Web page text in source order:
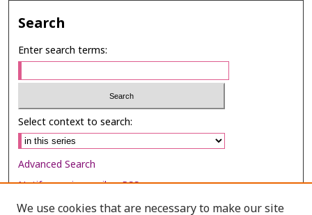
Search
Enter search terms:
Select context to search:
Advanced Search
Notify me via email orRSS
We use cookies that are necessary to make our site